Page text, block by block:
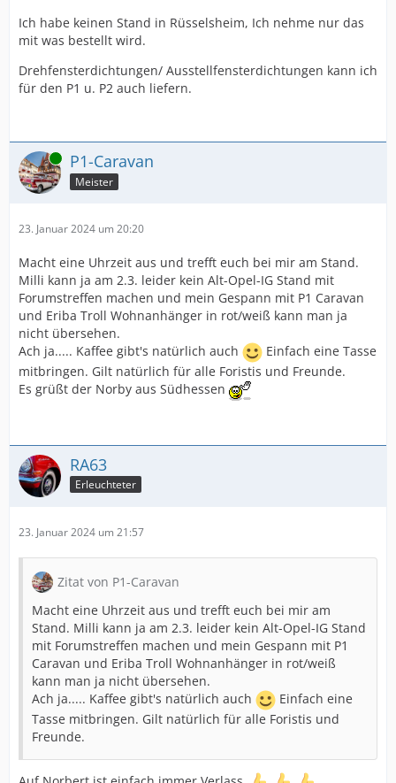
Ich habe keinen Stand in Rüsselsheim, Ich nehme nur das
mit was bestellt wird.
Drehfensterdichtungen/ Ausstellfensterdichtungen kann ich
für den P1 u. P2 auch liefern.
Online P1-Caravan
Meister
23. Januar 2024 um 20:20
Macht eine Uhrzeit aus und trefft euch bei mir am Stand.
Milli kann ja am 2.3. leider kein Alt-Opel-IG Stand mit
Forumstreffen machen und mein Gespann mit P1 Caravan
und Eriba Troll Wohnanhänger in rot/weiß kann man ja
nicht übersehen.
Ach ja..... Kaffee gibt's natürlich auch
Einfach eine Tasse
mitbringen. Gilt natürlich für alle Foristis und Freunde.
Es grüßt der Norby aus Südhessen
RA63
Erleuchteter
23. Januar 2024 um 21:57
Zitat von P1-Caravan
Macht eine Uhrzeit aus und trefft euch bei mir am
Stand. Milli kann ja am 2.3. leider kein Alt-Opel-IG Stand
mit Forumstreffen machen und mein Gespann mit P1
Caravan und Eriba Troll Wohnanhänger in rot/weiß
kann man ja nicht übersehen.
Ach ja..... Kaffee gibt's natürlich auch
Einfach eine
Tasse mitbringen. Gilt natürlich für alle Foristis und
Freunde.